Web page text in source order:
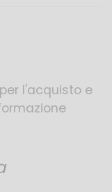
l'acquisto e